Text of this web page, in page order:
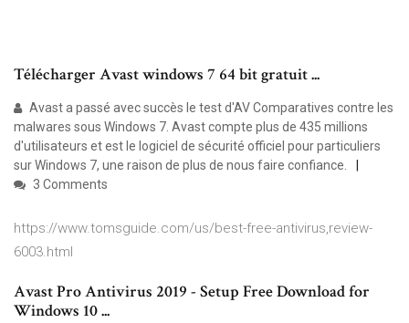
Télécharger Avast windows 7 64 bit gratuit ...
Avast a passé avec succès le test d'AV Comparatives contre les
malwares sous Windows 7. Avast compte plus de 435 millions
d'utilisateurs et est le logiciel de sécurité officiel pour particuliers
sur Windows 7, une raison de plus de nous faire confiance.
3 Comments
https://www.tomsguide.com/us/best-free-antivirus,review-
6003.html
Avast Pro Antivirus 2019 - Setup Free Download for
Windows 10 ...